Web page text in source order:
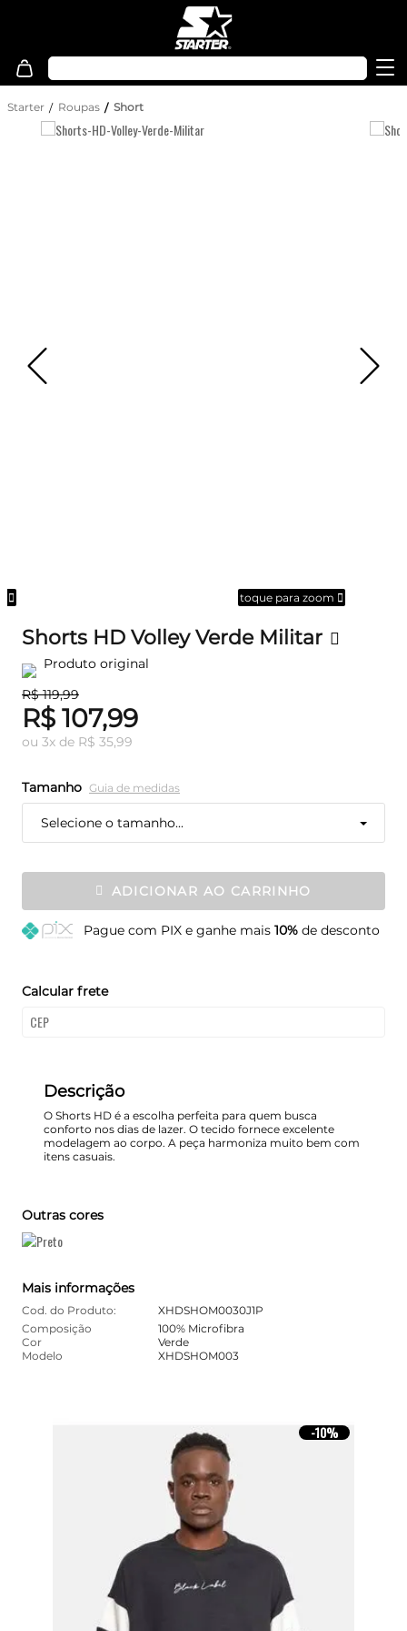
Starter Roupas Short
toque para zoom
Shorts HD Volley Verde Militar
Produto original
R$ 119,99
R$ 107,99
ou 3x de R$ 35,99
Tamanho Guia de medidas
Selecione o tamanho...
ADICIONAR AO CARRINHO
Pague com PIX e ganhe mais 10%de desconto
Calcular frete
Descrição
O Shorts HD é a escolha perfeita para quem busca
conforto nos dias de lazer. O tecido fornece excelente
modelagem ao corpo. A peça harmoniza muito bem com
itens casuais.
Outras cores
Mais informações
Cod. do Produto:
XHDSHOM0030J1P
Composição
100% Microfibra
Cor
Verde
Modelo
XHDSHOM003
-10%